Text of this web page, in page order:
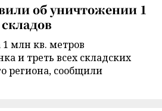
об уничтожении 1
млн кв. метров
и треть всех складских
региона, сообщили